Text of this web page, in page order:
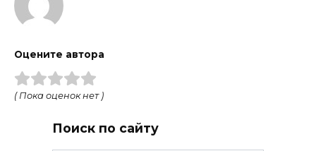
Оцените автора
( Пока оценок нет )
Поиск по сайту